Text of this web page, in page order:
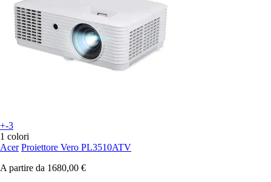
+-3
1 colori
Acer Proiettore Vero PL3510ATV
A partire da 1680,00 €